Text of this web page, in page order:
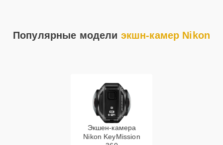
Популярные модели экшн-камер Nikon
Экшен-камера
Nikon KeyMission